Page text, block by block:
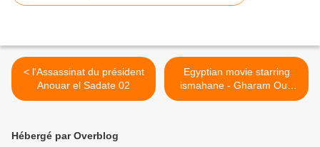
< l'Assassinat du président
Anouar el Sadate 02
Egyptian movie starring
ismahane - Gharam Oua
Intiqam - غرام و انتقام ـ
Hébergé par Overblog